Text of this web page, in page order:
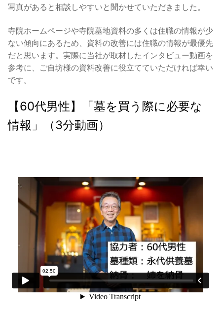
写真があると相談しやすいと聞かせていただきました。
寺院ホームページや寺院墓地資料の多くは住職の情報が少
ない傾向にあるため、資料の改善には住職の情報が最優先
だと思います。実際に当社が取材したインタビュー動画を
参考に、ご自坊様の資料改善に役立てていただければ幸い
です。
【60代男性】「墓を買う際に必要な
情報」（3分動画）